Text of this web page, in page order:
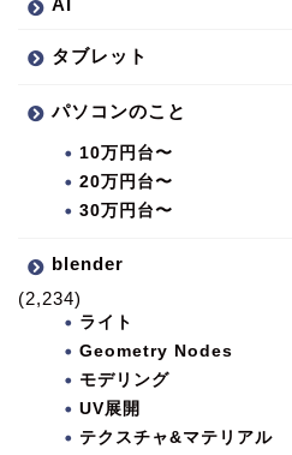
タブレット
パソコンのこと
10万円台〜
20万円台〜
30万円台〜
blender
(2,234)
ライト
Geometry Nodes
モデリング
UV展開
テクスチャ&マテリアル